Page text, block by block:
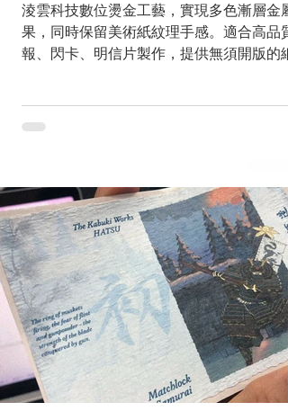
淩雲科技數位燙金工藝，實現多色漸層金
果，同時保留美術紙紋理手感。適合高品
報、閃卡、明信片製作，提供無須開版的